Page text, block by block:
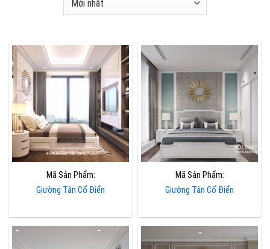
Mã Sản Phẩm:
Giường Tân Cổ Điển
Mã Sản Phẩm:
Giường Tân Cổ Điển